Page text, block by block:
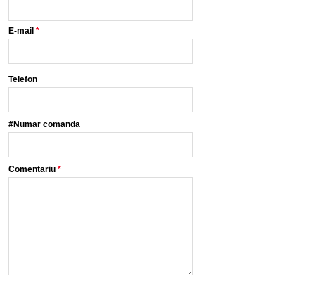
*
E-mail
Telefon
#Numar comanda
*
Comentariu